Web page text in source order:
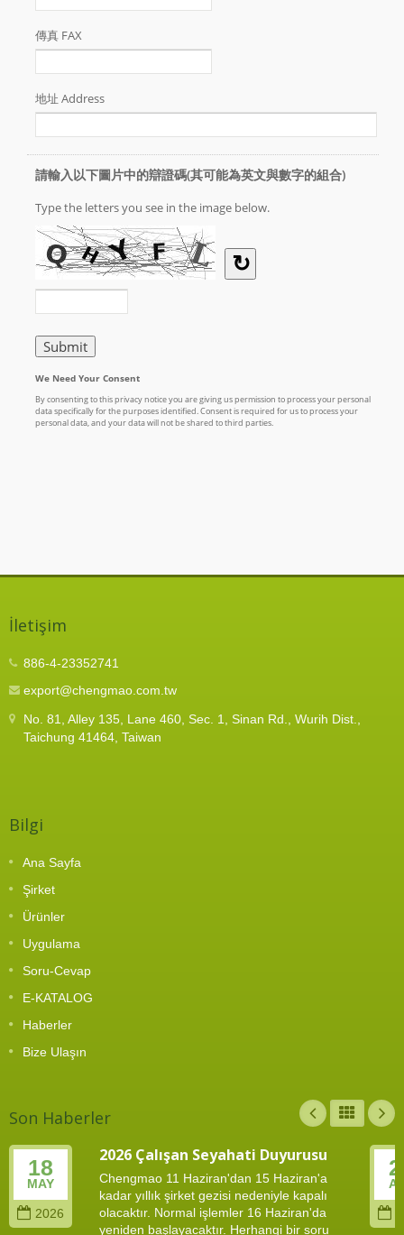
İletişim
886-4-23352741
export@chengmao.com.tw
No. 81, Alley 135, Lane 460, Sec. 1, Sinan Rd., Wurih Dist.,
Taichung 41464, Taiwan
Bilgi
Ana Sayfa
Şirket
Ürünler
Uygulama
Soru-Cevap
E-KATALOG
Haberler
Bize Ulaşın
Son Haberler
18
MAY
2026
2026 Çalışan Seyahati Duyurusu
Chengmao 11 Haziran'dan 15 Haziran'a
kadar yıllık şirket gezisi nedeniyle kapalı
olacaktır. Normal işlemler 16 Haziran'da
yeniden başlayacaktır. Herhangi bir soru